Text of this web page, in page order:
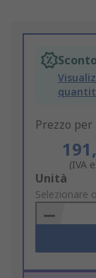
Prezzo
(IVA
Add
to
Basket
Unità
Selezionare